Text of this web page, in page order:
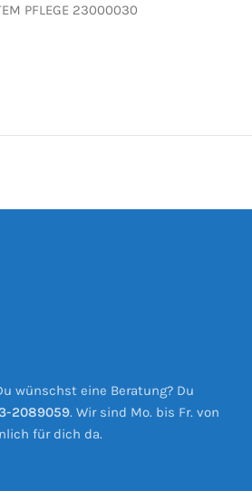
PFLEGE 23000030
wünschst eine Beratung? Du
2089059. Wir sind Mo. bis Fr. von
für dich da.